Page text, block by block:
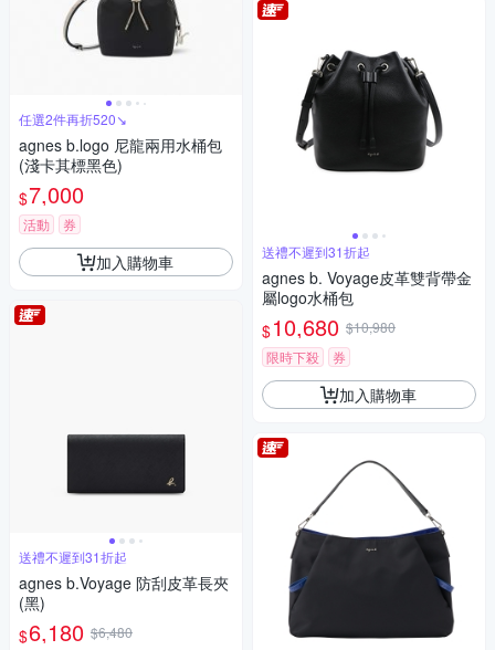
任選2件再折520↘
agnes b.logo 尼龍兩用水桶包
(淺卡其標黑色)
$7,000
活動 券
加入購物車
送禮不遲到31折起
agnes b.Voyage 防刮皮革長夾
(黑)
$6,180 $6,480
送禮不遲到31折起
agnes b. Voyage皮革雙背帶金
屬logo水桶包
$10,680 $10,980
限時下殺
券
加入購物車